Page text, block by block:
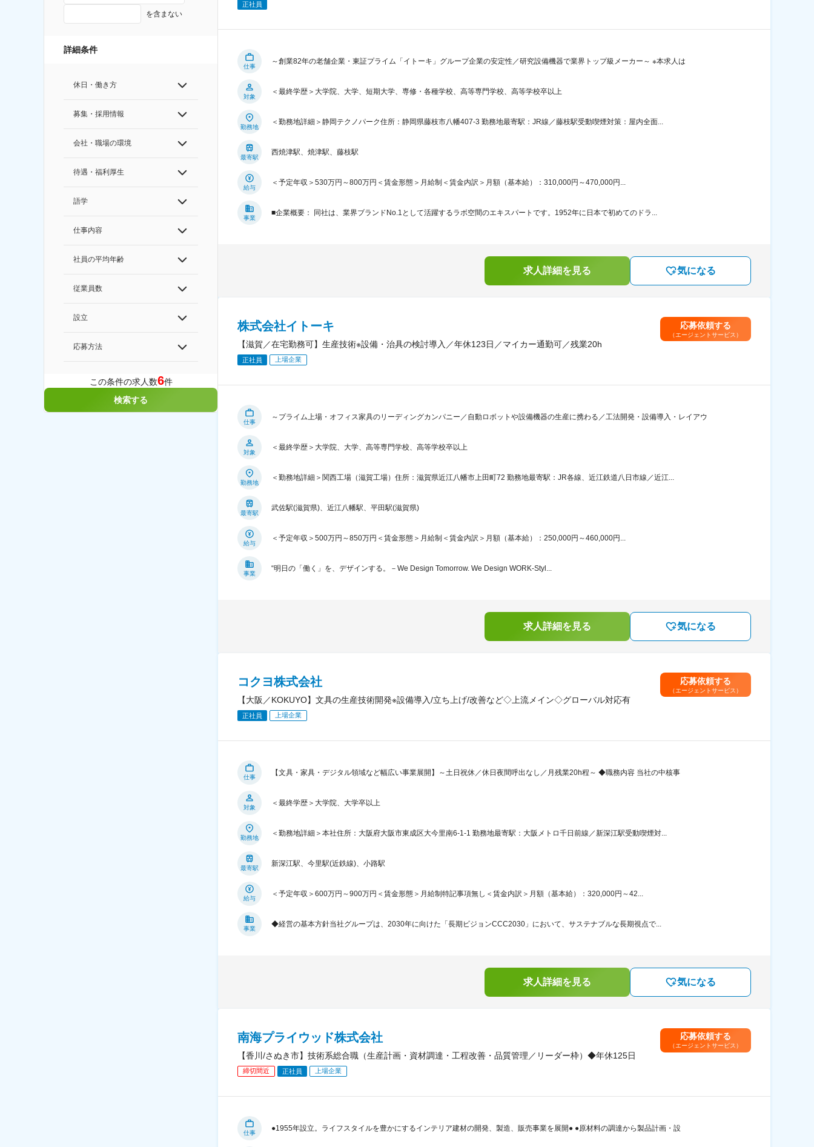
を含まない
詳細条件
休日・働き方
募集・採用情報
会社・職場の環境
待遇・福利厚生
語学
仕事内容
社員の平均年齢
従業員数
設立
応募方法
この条件の求人数6件
検索する
正社員
仕事
～創業82年の老舗企業・東証プライム「イトーキ」グループ企業の安定性／研究設備機器で業界トップ級メーカー～ ※本求人は
対象
＜最終学歴＞大学院、大学、短期大学、専修・各種学校、高等専門学校、高等学校卒以上
勤務地
＜勤務地詳細＞静岡テクノパーク住所：静岡県藤枝市八幡407-3 勤務地最寄駅：JR線／藤枝駅受動喫煙対策：屋内全面...
最寄駅
西焼津駅、焼津駅、藤枝駅
給与
＜予定年収＞530万円～800万円＜賃金形態＞月給制＜賃金内訳＞月額（基本給）：310,000円～470,000円...
事業
■企業概要： 同社は、業界ブランドNo.1として活躍するラボ空間のエキスパートです。1952年に日本で初めてのドラ...
求人詳細を見る 気になる
株式会社イトーキ
【滋賀／在宅勤務可】生産技術※設備・治具の検討導入／年休123日／マイカー通勤可／残業20h
正社員 上場企業
応募依頼する
（エージェントサービス）
仕事
～プライム上場・オフィス家具のリーディングカンパニー／自動ロボットや設備機器の生産に携わる／工法開発・設備導入・レイアウ
対象
＜最終学歴＞大学院、大学、高等専門学校、高等学校卒以上
勤務地
＜勤務地詳細＞関西工場（滋賀工場）住所：滋賀県近江八幡市上田町72 勤務地最寄駅：JR各線、近江鉄道八日市線／近江...
最寄駅
武佐駅(滋賀県)、近江八幡駅、平田駅(滋賀県)
給与
＜予定年収＞500万円～850万円＜賃金形態＞月給制＜賃金内訳＞月額（基本給）：250,000円～460,000円...
事業
“明日の「働く」を、デザインする。－We Design Tomorrow. We Design WORK-Styl...
求人詳細を見る 気になる
コクヨ株式会社
【大阪／KOKUYO】文具の生産技術開発※設備導入/立ち上げ/改善など◇上流メイン◇グローバル対応有
正社員 上場企業
応募依頼する
（エージェントサービス）
仕事
【文具・家具・デジタル領域など幅広い事業展開】～土日祝休／休日夜間呼出なし／月残業20h程～ ◆職務内容 当社の中核事
対象
＜最終学歴＞大学院、大学卒以上
勤務地
＜勤務地詳細＞本社住所：大阪府大阪市東成区大今里南6-1-1 勤務地最寄駅：大阪メトロ千日前線／新深江駅受動喫煙対...
最寄駅
新深江駅、今里駅(近鉄線)、小路駅
給与
＜予定年収＞600万円～900万円＜賃金形態＞月給制特記事項無し＜賃金内訳＞月額（基本給）：320,000円～42...
事業
◆経営の基本方針当社グループは、2030年に向けた「長期ビジョンCCC2030」において、サステナブルな長期視点で...
求人詳細を見る 気になる
南海プライウッド株式会社
【香川/さぬき市】技術系総合職（生産計画・資材調達・工程改善・品質管理／リーダー枠）◆年休125日
締切間近 正社員 上場企業
応募依頼する
（エージェントサービス）
仕事
●1955年設立。ライフスタイルを豊かにするインテリア建材の開発、製造、販売事業を展開● ●原材料の調達から製品計画・設